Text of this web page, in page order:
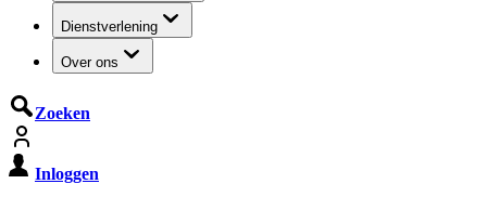
Dienstverlening
Over ons
Zoeken
Inloggen